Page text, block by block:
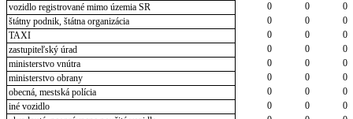
vozidlo registrované mimo územia SR
0 0
0
štátny podnik, štátna organizácia
0 0
0
TAXI
0 0
0
zastupiteľský úrad
0 0
0
ministerstvo vnútra
0 0
0
ministerstvo obrany
0 0
0
obecná, mestská polícia
0 0
0
iné vozidlo
0 0
0